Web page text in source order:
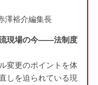
澤裕介編集長
流現場の今——法制度
変更のポイントを体
しを迫られている現